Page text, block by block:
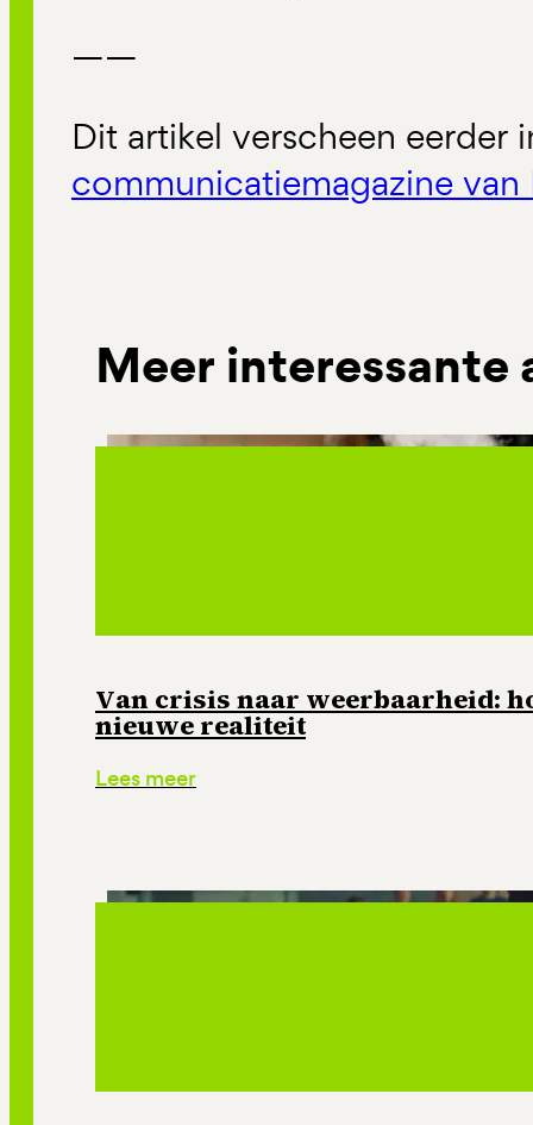
——
Dit artikel verscheen eerder
communicatiemagazine van
Meer interessante
Van crisis naar weerbaarheid:
nieuwe realiteit
Lees meer